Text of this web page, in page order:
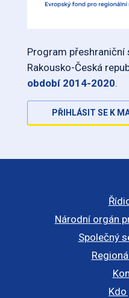
Program
Rakousko-Česká
období 2014-2020.
PŘIHLÁSIT SE K
Národní orgán
Společný